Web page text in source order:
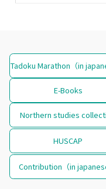
Tadoku Marathon（in
E-Books
Northern studies
HUSCAP
Contribution（in